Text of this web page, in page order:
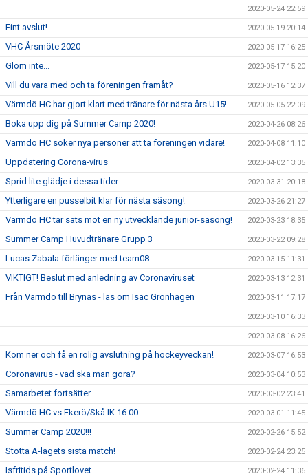
2020-05-24 22:59
Fint avslut! 2020-05-19 20:14
VHC Årsmöte 2020 2020-05-17 16:25
Glöm inte... 2020-05-17 15:20
Vill du vara med och ta föreningen framåt? 2020-05-16 12:37
Värmdö HC har gjort klart med tränare för nästa års U15! 2020-05-05 22:09
Boka upp dig på Summer Camp 2020! 2020-04-26 08:26
Värmdö HC söker nya personer att ta föreningen vidare! 2020-04-08 11:10
Uppdatering Corona-virus 2020-04-02 13:35
Sprid lite glädje i dessa tider 2020-03-31 20:18
Ytterligare en pusselbit klar för nästa säsong! 2020-03-26 21:27
Värmdö HC tar sats mot en ny utvecklande junior-säsong! 2020-03-23 18:35
Summer Camp Huvudtränare Grupp 3 2020-03-22 09:28
Lucas Zabala förlänger med team08 2020-03-15 11:31
VIKTIGT! Beslut med anledning av Coronaviruset 2020-03-13 12:31
Från Värmdö till Brynäs - läs om Isac Grönhagen 2020-03-11 17:17
2020-03-10 16:33
2020-03-08 16:26
Kom ner och få en rolig avslutning på hockeyveckan! 2020-03-07 16:53
Coronavirus - vad ska man göra? 2020-03-04 10:53
Samarbetet fortsätter... 2020-03-02 23:41
Värmdö HC vs Ekerö/Skå IK 16.00 2020-03-01 11:45
Summer Camp 2020!!! 2020-02-26 15:52
Stötta A-lagets sista match! 2020-02-24 23:25
Isfritids på Sportlovet 2020-02-24 11:36